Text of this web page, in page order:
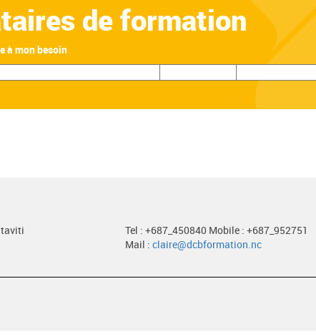
de formation
à mon besoin
Tel : +687_450840 Mobile : +687_952751
Mail : claire@dcbformation.nc